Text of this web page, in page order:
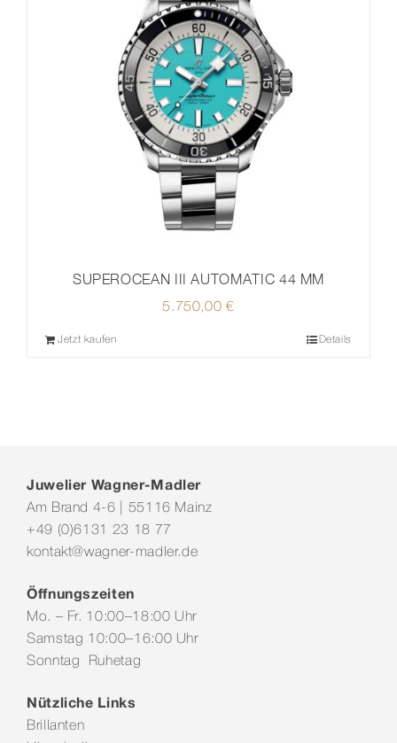
SUPEROCEAN III AUTOMATIC 44 MM
5.750,00€
Jetzt kaufen Details
Juwelier Wagner-Madler
Am Brand 4-6 | 55116 Mainz
+49 (0)6131 23 18 77
kontakt@wagner-madler.de
Öffnungszeiten
Mo. – Fr. 10:00–18:00 Uhr
Samstag 10:00–16:00 Uhr
Sonntag Ruhetag
Nützliche Links
Brillanten